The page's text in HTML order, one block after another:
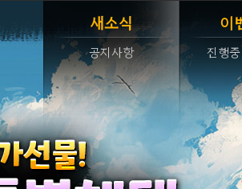
새소식
공지사항
이
진행